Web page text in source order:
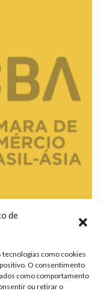
de
como cookies
O consentimento
como comportamento
ou retirar o